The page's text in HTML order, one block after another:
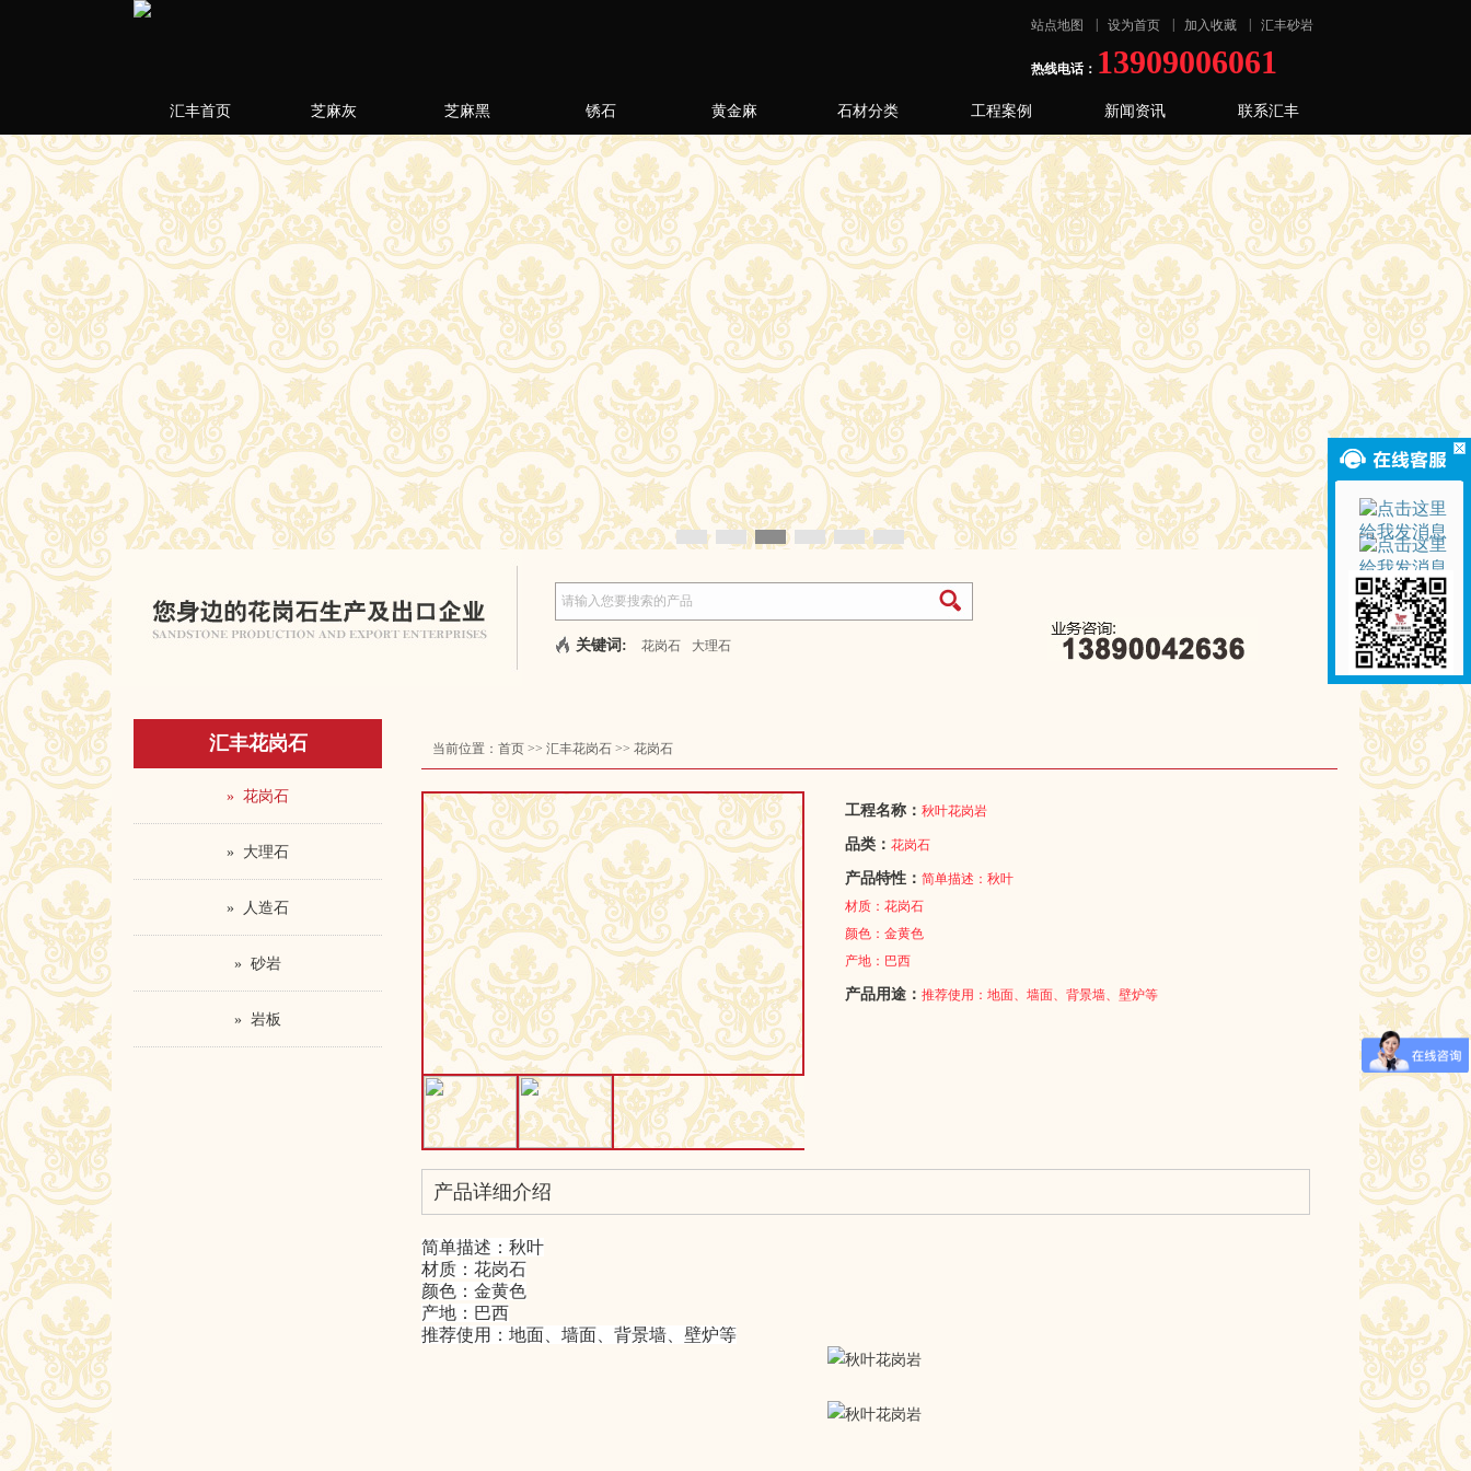
站点地图 设为首页 加入收藏 汇丰砂岩
热线电话： 13909006061
汇丰首页 芝麻灰 芝麻黑 锈石 黄金麻 石材分类 工程案例 新闻资讯 联系汇丰
关键词: 花岗石 大理石
汇丰花岗石
» 花岗石
» 大理石
» 人造石
» 砂岩
» 岩板
当前位置： 首页 >> 汇丰花岗石 >> 花岗石
工程名称： 秋叶花岗岩
品类： 花岗石
产品特性： 简单描述：秋叶
材质：花岗石
颜色：金黄色
产地：巴西
产品用途： 推荐使用：地面、墙面、背景墙、壁炉等
产品详细介绍
简单描述：秋叶
材质：花岗石
颜色：金黄色
产地：巴西
推荐使用：地面、墙面、背景墙、壁炉等